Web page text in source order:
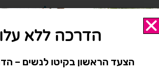
מיקום
רעננה.
הדרכה ללא
הצעד הראשון בקיטו לנשים –